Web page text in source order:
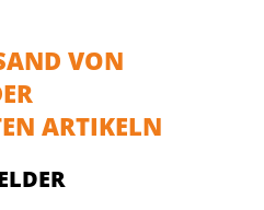
VON
ARTIKELN